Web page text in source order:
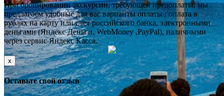
При бронировании экскурсии, требующей предоплаты, мы
предлагаем удобные для вас варианты оплаты : оплата в
рублях на карту или счет российского банка, электронными
деньгами (Яндекс Деньги, WebMoney ,PayPal), наличными
через сервис Яндекс Касса.
x
Оставьте свой отзыв